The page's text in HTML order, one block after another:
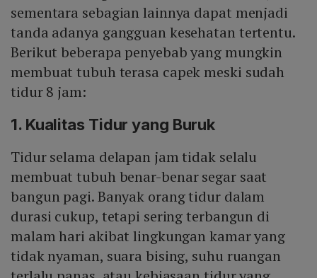
sementara sebagian lainnya dapat menjadi
tanda adanya gangguan kesehatan tertentu.
Berikut beberapa penyebab yang mungkin
membuat tubuh terasa capek meski sudah
tidur 8 jam:
1. Kualitas Tidur yang Buruk
Tidur selama delapan jam tidak selalu
membuat tubuh benar-benar segar saat
bangun pagi. Banyak orang tidur dalam
durasi cukup, tetapi sering terbangun di
malam hari akibat lingkungan kamar yang
tidak nyaman, suara bising, suhu ruangan